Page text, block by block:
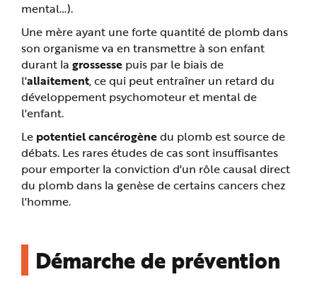
mental…).
Une mère ayant une forte quantité de plomb dans
son organisme va en transmettre à son enfant
durant la grossesse puis par le biais de
l'allaitement, ce qui peut entraîner un retard du
développement psychomoteur et mental de
l'enfant.
Le potentiel cancérogènedu plomb est source de
débats. Les rares études de cas sont insuffisantes
pour emporter la conviction d'un rôle causal direct
du plomb dans la genèse de certains cancers chez
l'homme.
Démarche de prévention